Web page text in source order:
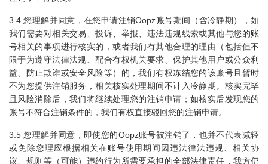
3.4 您理解并同意，在您申请注销Oopz账号期间（含冷静期），如
我们需要对相关交易、投诉、举报、违法违规线索或其他与您的账
号相关的事项进行核实的，或者我们有其他合理的理由（包括但不
限于为遵守法律法规、配合有权机关要求、保护其他用户或公众利
益、防止欺诈或安全风险等）的，我们有权冻结您的该账号且暂时
不为您提供注销服务，相关核实处理期间不计入冷静期。核实完毕
且风险消除后，我们将继续处理您的注销申请；如核实后发现您的
账号不符合注销条件的，我们有权直接驳回您的注销申请。
3.5 您理解并同意，即使您的Oopz账号被注销了，也并不代表减轻
或免除您理应根据相关在账号使用期间因违法律法违规、相关协
议、规则等（可能）违约行为所需要承担的全部法律责任，我方仍